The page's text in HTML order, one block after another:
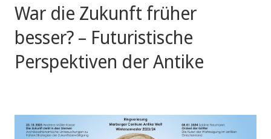
War die Zukunft früher
besser? – Futuristische
Perspektiven der Antike